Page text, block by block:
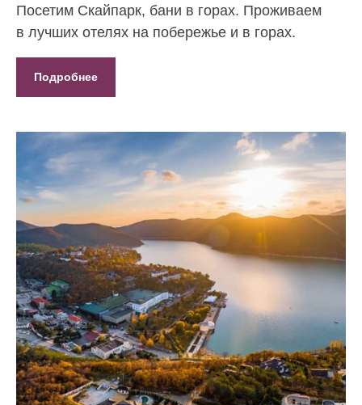
Посетим Скайпарк, бани в горах. Проживаем
в лучших отелях на побережье и в горах.
Подробнее